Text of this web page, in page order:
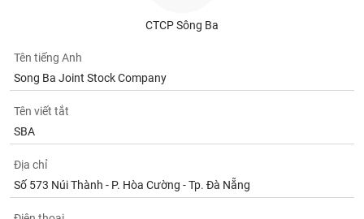
CTCP Sông Ba
Tên tiếng Anh
Song Ba Joint Stock Company
Tên viết tắt
SBA
Địa chỉ
Số 573 Núi Thành - P. Hòa Cường - Tp. Đà Nẵng